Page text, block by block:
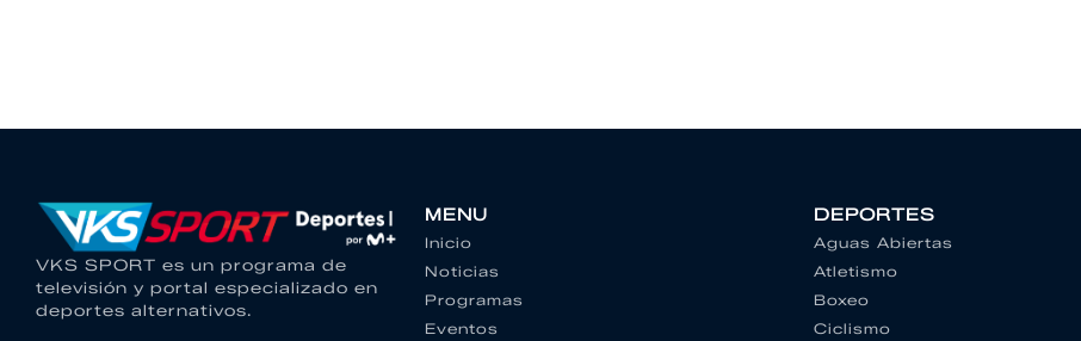
VKS SPORT es un programa de
televisión y portal especializado en
deportes alternativos.
MENU
Inicio
Noticias
Programas
Eventos
DEPORTES
Aguas Abiertas
Atletismo
Boxeo
Ciclismo